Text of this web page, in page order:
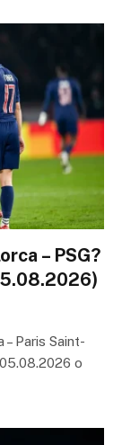
– PSG?
Paris Saint-
o